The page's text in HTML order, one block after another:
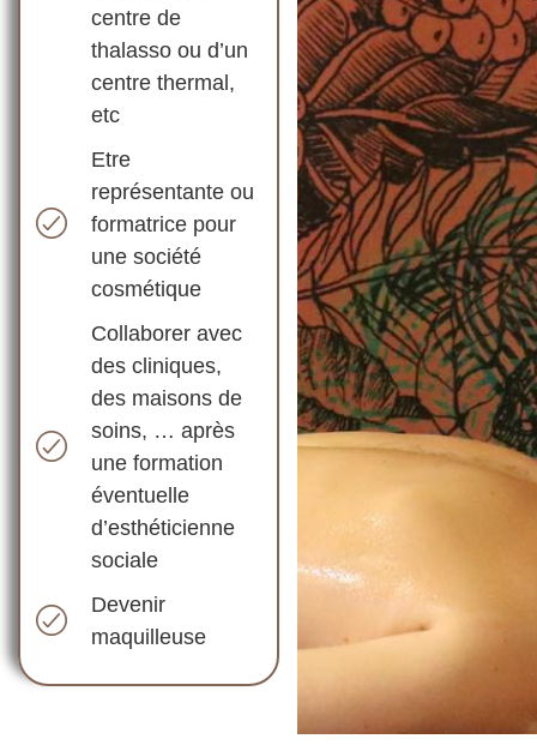
centre de
thalasso ou d’un
centre thermal,
etc
Etre
représentante ou
formatrice pour
une société
cosmétique
Collaborer avec
des cliniques,
des maisons de
soins, … après
une formation
éventuelle
d’esthéticienne
sociale
Devenir
maquilleuse